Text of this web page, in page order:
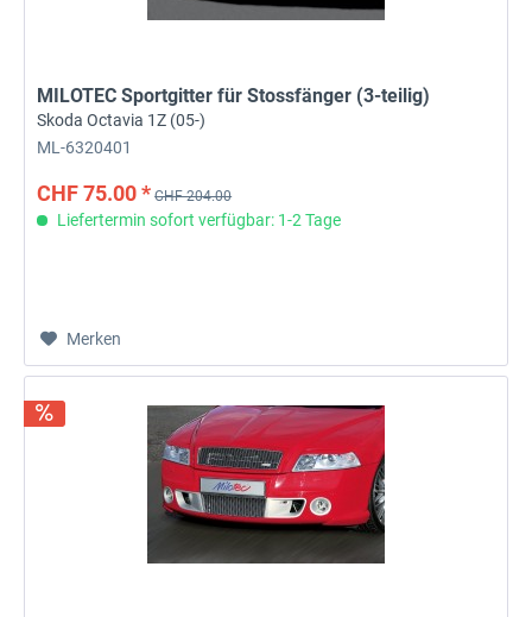
MILOTEC Sportgitter für Stossfänger (3-teilig)
Skoda Octavia 1Z (05-)
ML-6320401
CHF 75.00 * CHF 204.00
Liefertermin sofort verfügbar: 1-2 Tage
Merken